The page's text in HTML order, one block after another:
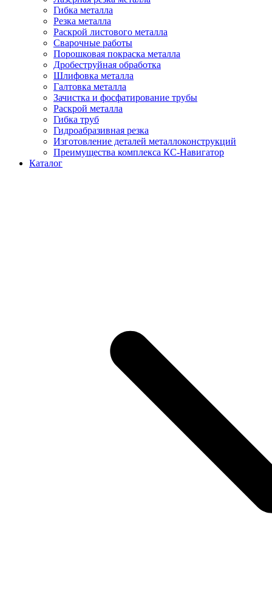
Гибка металла
Резка металла
Раскрой листового металла
Сварочные работы
Порошковая покраска металла
Дробеструйная обработка
Шлифовка металла
Галтовка металла
Зачистка и фосфатирование трубы
Раскрой металла
Гибка труб
Гидроабразивная резка
Изготовление деталей металлоконструкций
Преимущества комплекса КС-Навигатор
Каталог